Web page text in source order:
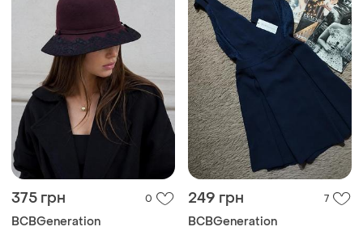
375 грн 0
BCBGeneration
249 грн 7
BCBGeneration